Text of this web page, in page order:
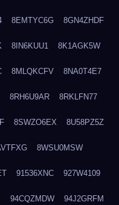
8EMTYC6G 8GN4ZHDF
8IN6KUU1 8K1AGK5W
8MLQKCFV 8NA0T4E7
8RH6U9AR 8RKLFN77
8SWZO6EX 8U58PZ5Z
8WSU0MSW
91536XNC 927W4109
94CQZMDW 94J2GRFM